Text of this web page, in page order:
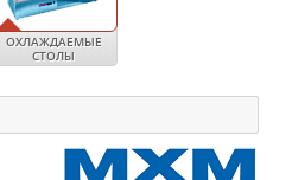
ОХЛАЖДАЕМЫЕ
СТОЛЫ